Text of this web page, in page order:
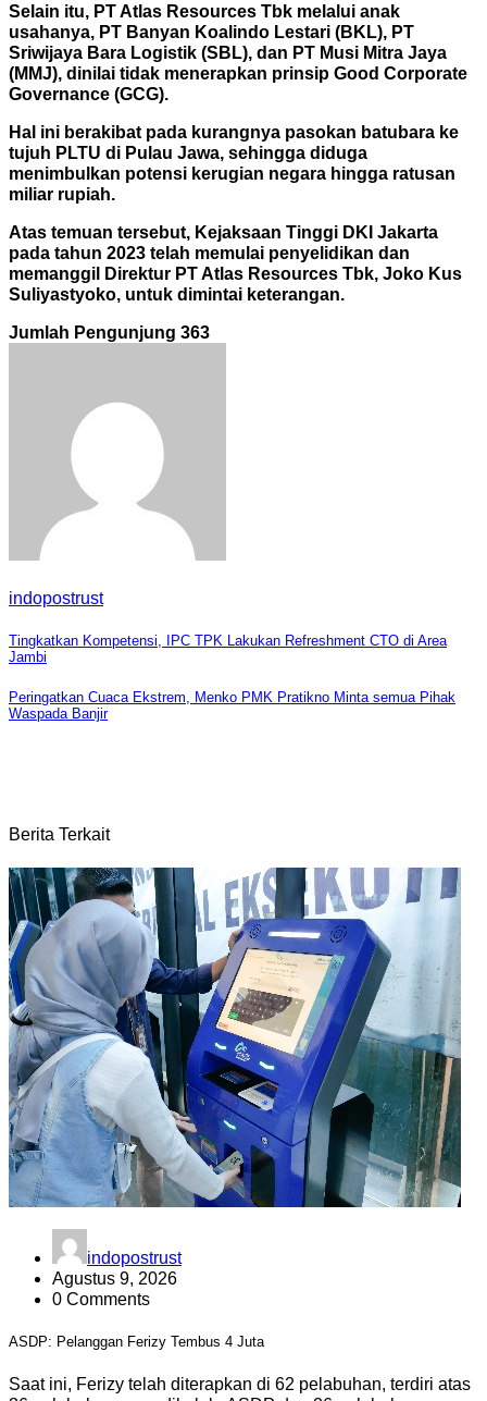
Selain itu, PT Atlas Resources Tbk melalui anak
usahanya, PT Banyan Koalindo Lestari (BKL), PT
Sriwijaya Bara Logistik (SBL), dan PT Musi Mitra Jaya
(MMJ), dinilai tidak menerapkan prinsip Good Corporate
Governance (GCG).
Hal ini berakibat pada kurangnya pasokan batubara ke
tujuh PLTU di Pulau Jawa, sehingga diduga
menimbulkan potensi kerugian negara hingga ratusan
miliar rupiah.
Atas temuan tersebut, Kejaksaan Tinggi DKI Jakarta
pada tahun 2023 telah memulai penyelidikan dan
memanggil Direktur PT Atlas Resources Tbk, Joko Kus
Suliyastyoko, untuk dimintai keterangan.
Jumlah Pengunjung 363
indopostrust
Navigasi
Tingkatkan Kompetensi, IPC TPK Lakukan Refreshment CTO di Area
Jambi
Peringatkan Cuaca Ekstrem, Menko PMK Pratikno Minta semua Pihak
Waspada Banjir
Berita Terkait
indopostrust
Agustus 9, 2026
0 Comments
ASDP: Pelanggan Ferizy Tembus 4 Juta
Saat ini, Ferizy telah diterapkan di 62 pelabuhan, terdiri atas